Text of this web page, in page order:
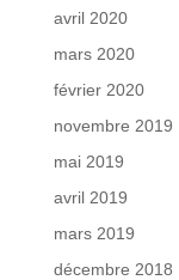
avril 2020
mars 2020
février 2020
novembre 2019
mai 2019
avril 2019
mars 2019
décembre 2018